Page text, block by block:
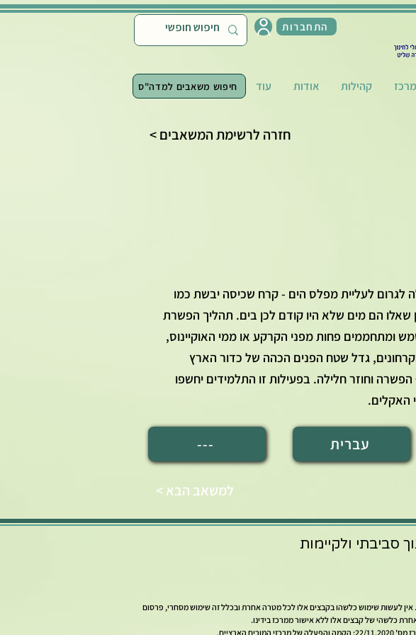
התחברות
חיפוש משאבים למדה"ס קהילות אודות עוד
< חזרה לרשימת המשאבים
לגרום לעליית מפלס הים - קרח שכיסה יבשת כמו
שאלו הם מים שלא היו קודם לכן בים. תהליך הפשרת
ומתחממים פחות מפני הקרקע או ממי האוקיינוס,
גדל שטח הפנים הכהה של כדור הארץ
וחוזר חלילה. בפעילות זו התלמידים יחשפו
האקלים.
--- עברית
< למשאב הבא
סביבתי ולקיימות
אין לעשות שימוש כלשהו בקבצים אלו לכל מטרה אחרת ובכלל זה שימוש מסחרי, פרסום
כלשהי של קבצים אלו ללא אישור ממרכז בידינו.
הארציים.